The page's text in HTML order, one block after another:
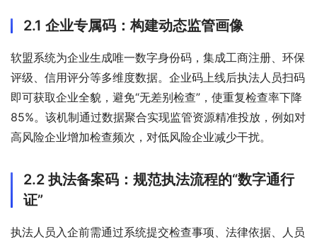
2.1 企业专属码：构建动态监管画像
软盟系统为企业生成唯一数字身份码，集成工商注册、环保
评级、信用评分等多维度数据。企业码上线后执法人员扫码
即可获取企业全貌，避免“无差别检查”，使重复检查率下降
85%。该机制通过数据聚合实现监管资源精准投放，例如对
高风险企业增加检查频次，对低风险企业减少干扰。
2.2 执法备案码：规范执法流程的“数字通行
证”
执法人员入企前需通过系统提交检查事项、法律依据、人员